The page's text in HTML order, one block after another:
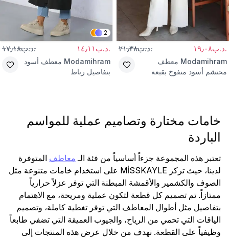
.د.ب١٩٫٠٨ .د.ب٢١٫٣٨
Modamihram معطف
محتشم أسود منفوخ بقبعة
2
.د.ب١٤٫١١ .د.ب١٧٫١٨
Modamihram معطف أسود
بتفاصيل رباط
خامات مختارة وتصاميم عملية للمواسم
الباردة
تعتبر هذه المجموعة جزءاً أساسياً من فئة الـ معاطف المتوفرة
لدينا، حيث تركز MİSSKAYLE على استخدام خامات متنوعة مثل
الصوف والكشمير والأقمشة المبطنة التي توفر عزلاً حرارياً
ممتازاً. تم تصميم كل قطعة لتكون عملية ومريحة، مع الاهتمام
بتفاصيل مثل أطوال المعاطف التي توفر تغطية كاملة، وتصميم
الياقات التي تحمي من الرياح، والجيوب العميقة التي تضفي طابعاً
وظيفياً على القطعة. نهدف من خلال عرض هذه المنتجات إلى